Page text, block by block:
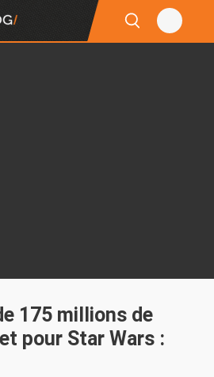
175 millions de
pour Star Wars :